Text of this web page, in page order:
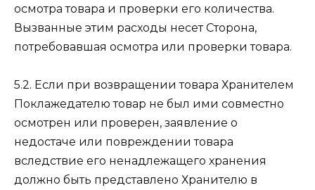
осмотра товара и проверки его количества.
Вызванные этим расходы несет Сторона,
потребовавшая осмотра или проверки товара.
5.2. Если при возвращении товара Хранителем
Поклажедателю товар не был ими совместно
осмотрен или проверен, заявление о
недостаче или повреждении товара
вследствие его ненадлежащего хранения
должно быть представлено Хранителю в